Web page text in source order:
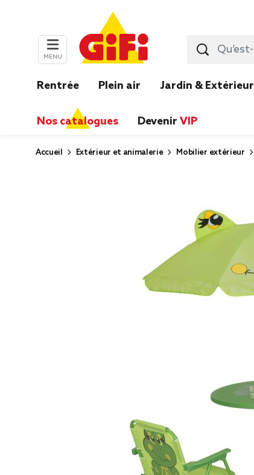
MENU
Rentrée Plein air Jardin & Extérieur
Nos catalogues Devenir VIP
Accueil Extérieur et animalerie Mobilier extérieur